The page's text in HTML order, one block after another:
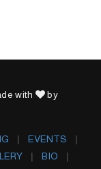
with
by
EVENTS
BIO